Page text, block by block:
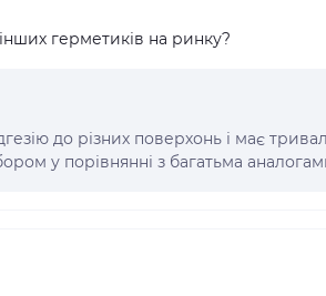
герметиків на ринку?
до різних поверхонь і має
у порівнянні з багатьма